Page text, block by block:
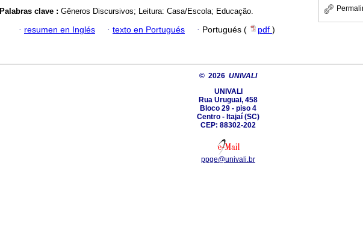
Palabras clave : Gêneros Discursivos; Leitura: Casa/Escola; Educação.
· resumen en Inglés · texto en Portugués · Portugués ( pdf )
© 2026 UNIVALI
UNIVALI
Rua Uruguai, 458
Bloco 29 - piso 4
Centro - Itajaí­ (SC)
CEP: 88302-202
ppge@univali.br